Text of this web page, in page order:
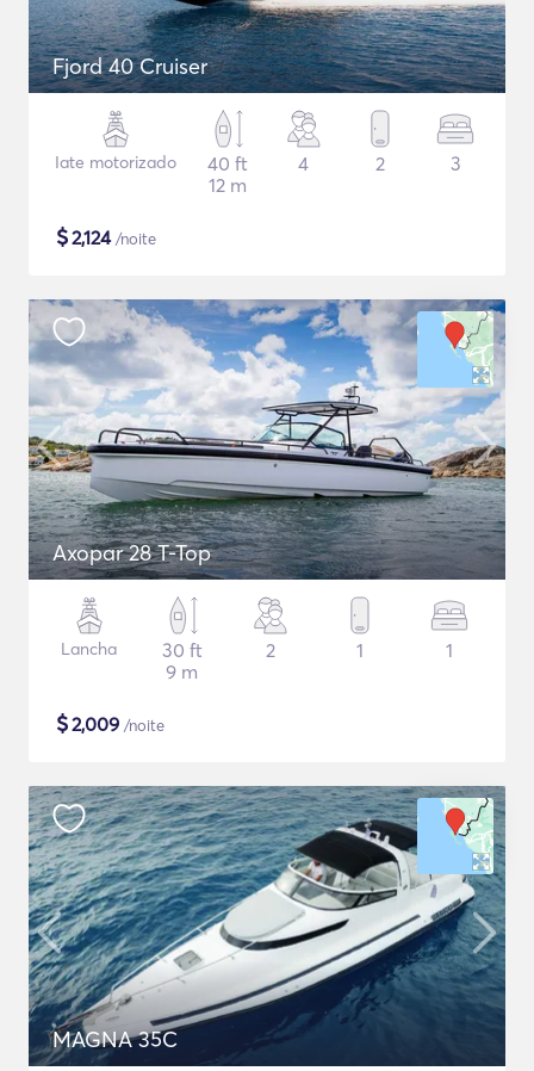
Fjord 40 Cruiser
Iate motorizado
40 ft
12 m
4 2 3
$2,124/noite
Axopar 28 T-Top
Lancha
30 ft
9 m
2 1 1
$2,009 /noite
MAGNA 35C